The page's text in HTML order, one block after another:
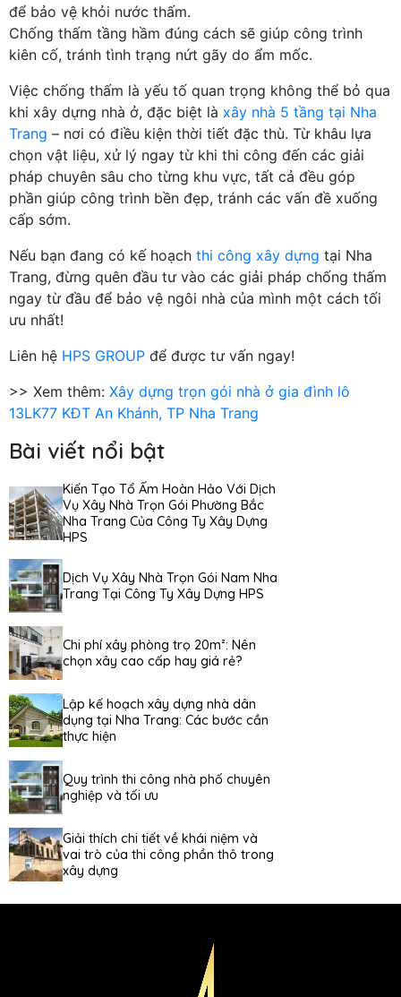
để bảo vệ khỏi nước thấm.
Chống thấm tầng hầm đúng cách sẽ giúp công trình
kiên cố, tránh tình trạng nứt gãy do ẩm mốc.
Việc chống thấm là yếu tố quan trọng không thể bỏ qua
khi xây dựng nhà ở, đặc biệt là xây nhà 5 tầng tại Nha
Trang – nơi có điều kiện thời tiết đặc thù. Từ khâu lựa
chọn vật liệu, xử lý ngay từ khi thi công đến các giải
pháp chuyên sâu cho từng khu vực, tất cả đều góp
phần giúp công trình bền đẹp, tránh các vấn đề xuống
cấp sớm.
Nếu bạn đang có kế hoạch thi công xây dựng tại Nha
Trang, đừng quên đầu tư vào các giải pháp chống thấm
ngay từ đầu để bảo vệ ngôi nhà của mình một cách tối
ưu nhất!
Liên hệ HPS GROUP để được tư vấn ngay!
>> Xem thêm: Xây dựng trọn gói nhà ở gia đình lô
13LK77 KĐT An Khánh, TP Nha Trang
Bài viết nổi bật
Kiến Tạo Tổ Ấm Hoàn Hảo Với Dịch
Vụ Xây Nhà Trọn Gói Phường Bắc
Nha Trang Của Công Ty Xây Dựng
HPS
Dịch Vụ Xây Nhà Trọn Gói Nam Nha
Trang Tại Công Ty Xây Dựng HPS
Chi phí xây phòng trọ 20m²: Nên
chọn xây cao cấp hay giá rẻ?
Lập kế hoạch xây dựng nhà dân
dụng tại Nha Trang: Các bước cần
thực hiện
Quy trình thi công nhà phố chuyên
nghiệp và tối ưu
Giải thích chi tiết về khái niệm và
vai trò của thi công phần thô trong
xây dựng